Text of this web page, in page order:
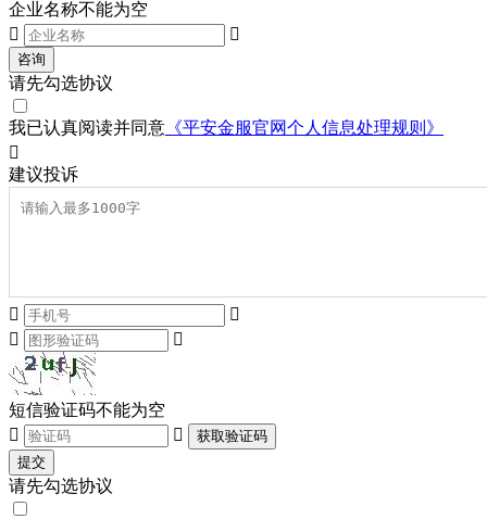
企业名称不能为空


咨询
请先勾选协议
我已认真阅读并同意 《平安金服官网个人信息处理规则》

建议投诉




短信验证码不能为空


获取验证码
提交
请先勾选协议